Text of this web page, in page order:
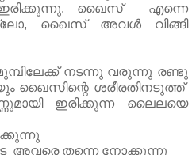
ഇരിക്കുന്നു. ഖൈസ് എന്നെ
ഖൈസ് അവൾ വിങ്ങി
നടന്നു വരുന്നു രണ്ടു
ഖൈസിന്റെ ശരീരതിനടുത്ത്
ഇരിക്കുന്ന ലൈലയെ
അവരെ തന്നെ നോക്കുന്നു